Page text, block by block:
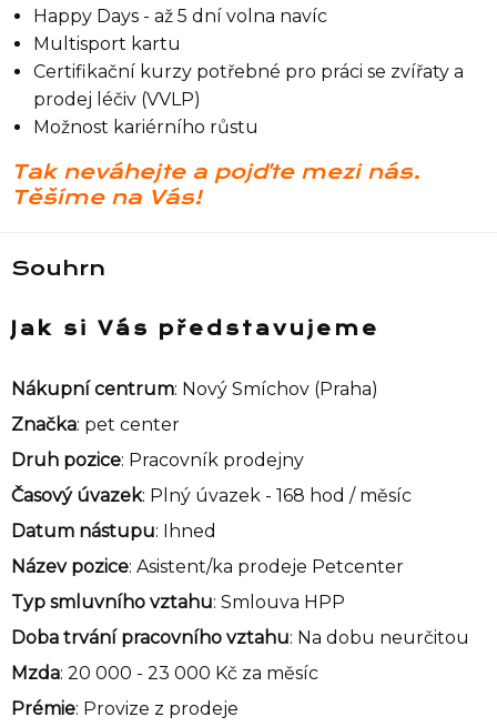
Happy Days - až 5 dní volna navíc
Multisport kartu
Certifikační kurzy potřebné pro práci se zvířaty a
prodej léčiv (VVLP)
Možnost kariérního růstu
Tak neváhejte a pojďte mezi nás.
Těšíme na Vás!
Souhrn
Jak si Vás představujeme
Nákupní centrum: Nový Smíchov (Praha)
Značka: pet center
Druh pozice: Pracovník prodejny
Časový úvazek: Plný úvazek - 168 hod / měsíc
Datum nástupu: Ihned
Název pozice: Asistent/ka prodeje Petcenter
Typ smluvního vztahu: Smlouva HPP
Doba trvání pracovního vztahu: Na dobu neurčitou
Mzda: 20 000 - 23 000 Kč za měsíc
Prémie: Provize z prodeje